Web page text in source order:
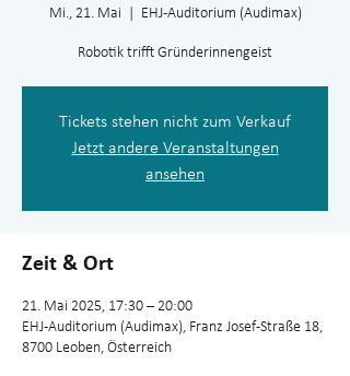
Mi., 21. Mai EHJ-Auditorium (Audimax)
Robotik trifft Gründerinnengeist
Tickets stehen nicht zum Verkauf
Jetzt andere Veranstaltungen
ansehen
Zeit & Ort
21. Mai 2025, 17:30 – 20:00
EHJ-Auditorium (Audimax), Franz Josef-Straße 18,
8700 Leoben, Österreich